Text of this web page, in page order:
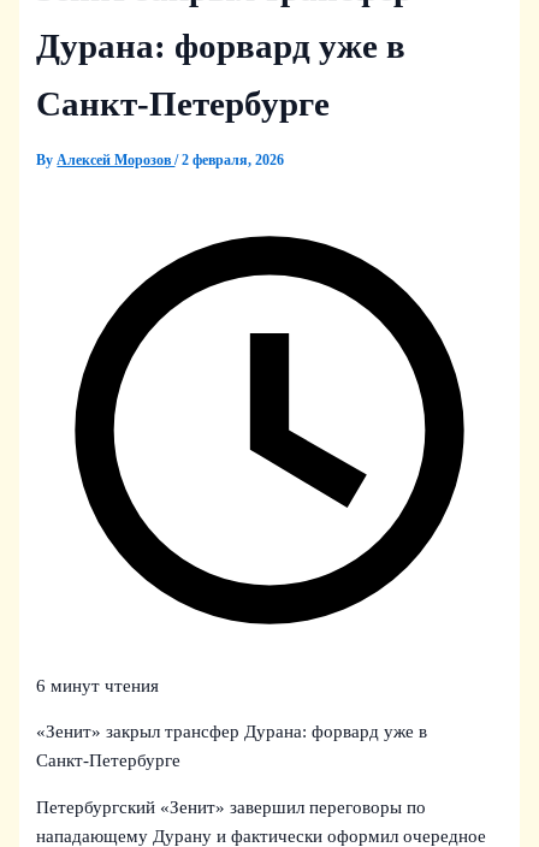
Дуранa: форвард уже в
Санкт‑Петербурге
ByАлексей Морозов/2 февраля, 2026
6 минут чтения
«Зенит» закрыл трансфер Дуранa: форвард уже в
Санкт‑Петербурге
Петербургский «Зенит» завершил переговоры по
нападающему Дурану и фактически оформил очередное